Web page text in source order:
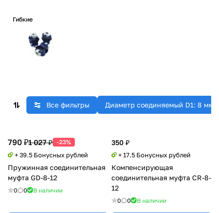
Гибкие
Все фильтры Диаметр соединяемый D1: 8 мм
790 ₽1 027 ₽ -23%
+ 39.5 Бонусных рублей
Пружинная соединительная
муфта GD-8-12
0 0 В наличии
350 ₽
+ 17.5 Бонусных рублей
Компенсирующая
соединительная муфта CR-8-
12
0 0 В наличии